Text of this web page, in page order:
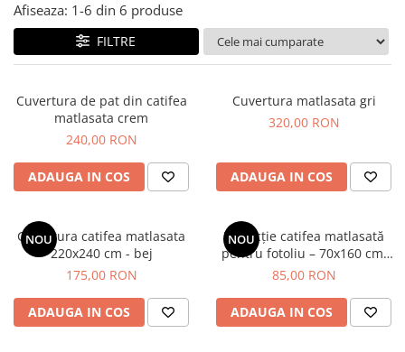
Decoratiune
Tablouri
Pilote
Afiseaza: 1-6 din 6 produse
FILTRE
Cuvertura de pat din catifea
matlasata crem
240,00 RON
ADAUGA IN COS
Cuvertura matlasata gri
320,00 RON
ADAUGA IN COS
NOU
Cuvertura catifea matlasata
220x240 cm - bej
175,00 RON
ADAUGA IN COS
NOU
Protecție catifea matlasată
pentru fotoliu – 70x160 cm,
culoare nisip
85,00 RON
ADAUGA IN COS